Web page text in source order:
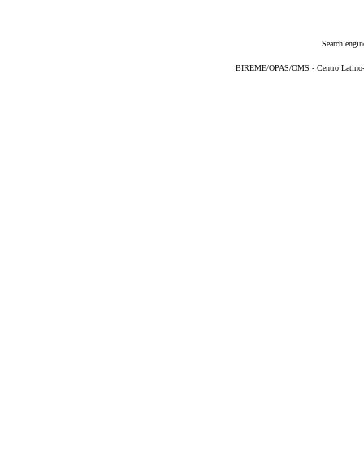
Search
BIREME/OPAS/OMS - Centro Latino-